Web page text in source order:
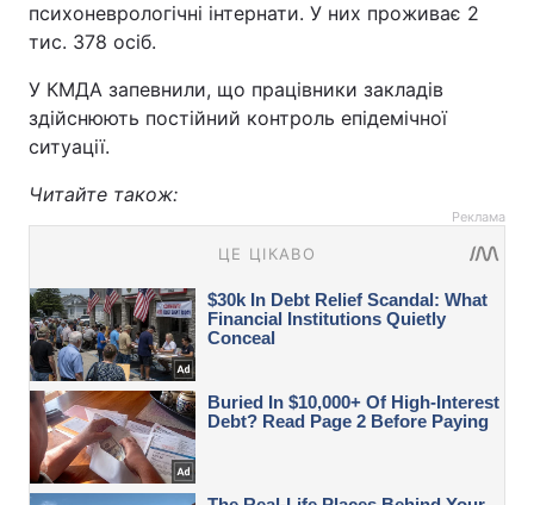
психоневрологічні інтернати. У них проживає 2
тис. 378 осіб.
У КМДА запевнили, що працівники закладів
здійснюють постійний контроль епідемічної
ситуації.
Читайте також:
Реклама